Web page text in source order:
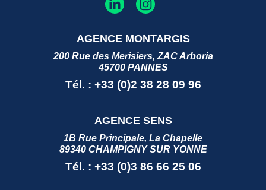
AGENCE MONTARGIS
200 Rue des Merisiers, ZAC Arboria
45700 PANNES
Tél. : +33 (0)2 38 28 09 96
AGENCE SENS
1B Rue Principale, La Chapelle
89340 CHAMPIGNY SUR YONNE
Tél. : +33 (0)3 86 66 25 06